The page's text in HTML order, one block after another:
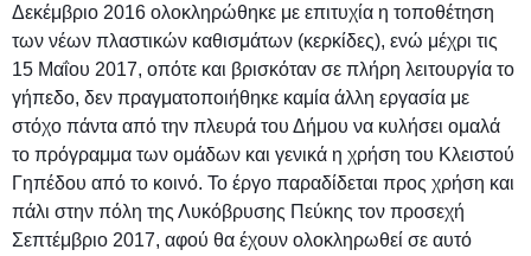
Δεκέμβριο 2016 ολοκληρώθηκε με επιτυχία η τοποθέτηση
των νέων πλαστικών καθισμάτων (κερκίδες), ενώ μέχρι τις
15 Μαΐου 2017, οπότε και βρισκόταν σε πλήρη λειτουργία το
γήπεδο, δεν πραγματοποιήθηκε καμία άλλη εργασία με
στόχο πάντα από την πλευρά του Δήμου να κυλήσει ομαλά
το πρόγραμμα των ομάδων και γενικά η χρήση του Κλειστού
Γηπέδου από το κοινό. Το έργο παραδίδεται προς χρήση και
πάλι στην πόλη της Λυκόβρυσης Πεύκης τον προσεχή
Σεπτέμβριο 2017, αφού θα έχουν ολοκληρωθεί σε αυτό